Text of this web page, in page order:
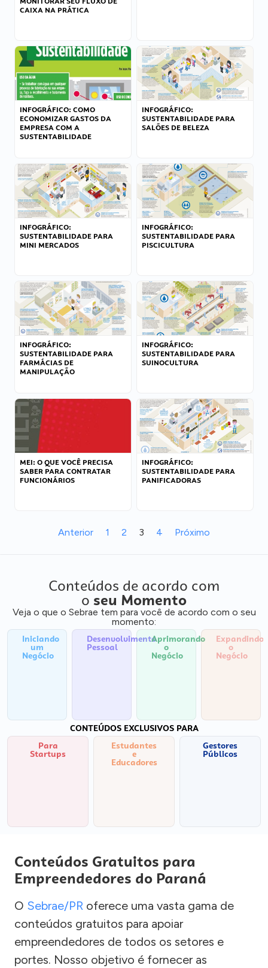
CAIXA NA PRÁTICA
INFOGRÁFICO: COMO
ECONOMIZAR GASTOS DA
EMPRESA COM A
SUSTENTABILIDADE
INFOGRÁFICO:
SUSTENTABILIDADE PARA
SALÕES DE BELEZA
INFOGRÁFICO:
SUSTENTABILIDADE PARA
MINI MERCADOS
INFOGRÁFICO:
SUSTENTABILIDADE PARA
PISCICULTURA
INFOGRÁFICO:
SUSTENTABILIDADE PARA
FARMÁCIAS DE
MANIPULAÇÃO
INFOGRÁFICO:
SUSTENTABILIDADE PARA
SUINOCULTURA
MEI: O QUE VOCÊ PRECISA
SABER PARA CONTRATAR
FUNCIONÁRIOS
INFOGRÁFICO:
SUSTENTABILIDADE PARA
PANIFICADORAS
Anterior 1 2 3 4 Próximo
Conteúdos de acordo com
o seu Momento
Veja o que o Sebrae tem para você de acordo com o seu
momento:
Iniciando
um
Negócio
Desenvolvimento
Pessoal
Aprimorando
o
Negócio
Expandindo
o
Negócio
CONTEÚDOS EXCLUSIVOS PARA
Para
Startups
Estudantes
e
Educadores
Gestores
Públicos
Conteúdos Gratuitos para
Empreendedores do Paraná
O Sebrae/PR oferece uma vasta gama de
conteúdos gratuitos para apoiar
empreendedores de todos os setores e
portes. Nosso objetivo é fornecer as